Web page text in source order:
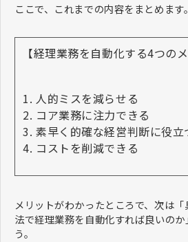
ここで、これまでの内容をまとめます。
【経理業務を自動化する4つのメ
人的ミスを減らせる
コア業務に注力できる
素早く的確な経営判断に役立
コストを削減できる
メリットがわかったところで、次は
法で経理業務を自動化すれば良いの
う。